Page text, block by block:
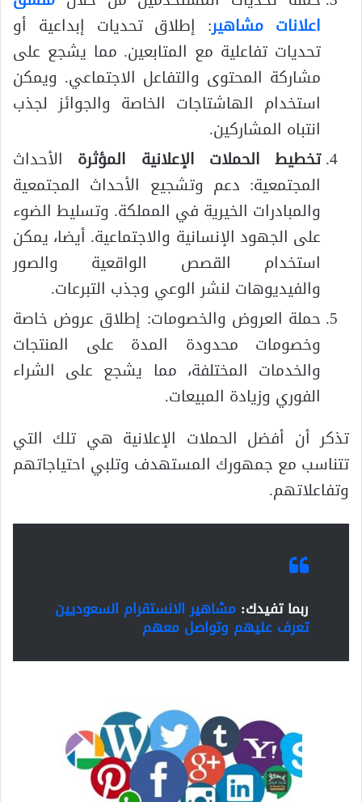
اعلانات مشاهير: إطلاق تحديات إبداعية أو
تحديات تفاعلية مع المتابعين. مما يشجع على
مشاركة المحتوى والتفاعل الاجتماعي. ويمكن
استخدام الهاشتاجات الخاصة والجوائز لجذب
انتباه المشاركين.
تخطيط الحملات الإعلانية المؤثرة الأحداث
المجتمعية: دعم وتشجيع الأحداث المجتمعية
والمبادرات الخيرية في المملكة. وتسليط الضوء
على الجهود الإنسانية والاجتماعية. أيضا، يمكن
استخدام القصص الواقعية والصور
والفيديوهات لنشر الوعي وجذب التبرعات.
حملة العروض والخصومات: إطلاق عروض خاصة
وخصومات محدودة المدة على المنتجات
والخدمات المختلفة، مما يشجع على الشراء
الفوري وزيادة المبيعات.
تذكر أن أفضل الحملات الإعلانية هي تلك التي
تتناسب مع جمهورك المستهدف وتلبي احتياجاتهم
وتفاعلاتهم.
ربما تفيدك: مشاهير الانستقرام السعوديين
تعرف عليهم وتواصل معهم